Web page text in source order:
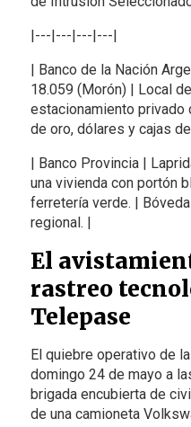
|---|---|---|---|
| Banco de la Nación
18.059 (Morón) | Local
estacionamiento privado
de oro, dólares y cajas de
| Banco Provincia |
una vivienda con portón
ferretería verde. |
regional. |
El
rastreo
Telepase
El quiebre operativo de
domingo 24 de mayo a
brigada encubierta de
de una camioneta